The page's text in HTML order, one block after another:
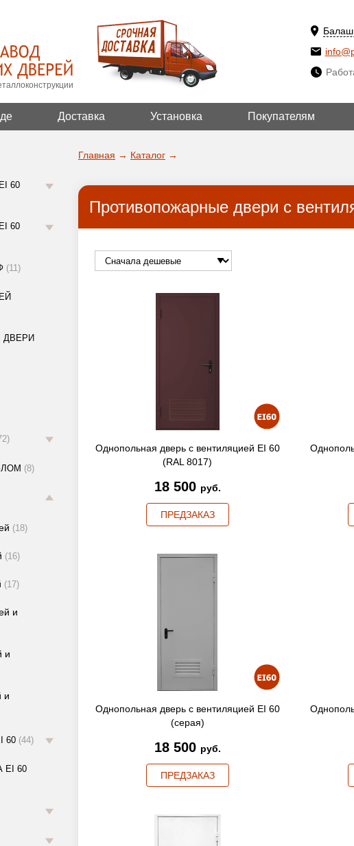
ДА!
Доставка Установка Покупателям
60
60
(11)
(8)
(18)
(16)
(17)
и
и
и
60 (44)
60
Главная → Каталог →
Противопожарные двери с
Однопольная дверь с вентиляцией EI 60
(RAL 8017)
18 500 руб.
ПРЕДЗАКАЗ
Однопольная дверь с вентиляцией EI 60
(серая)
18 500 руб.
ПРЕДЗАКАЗ